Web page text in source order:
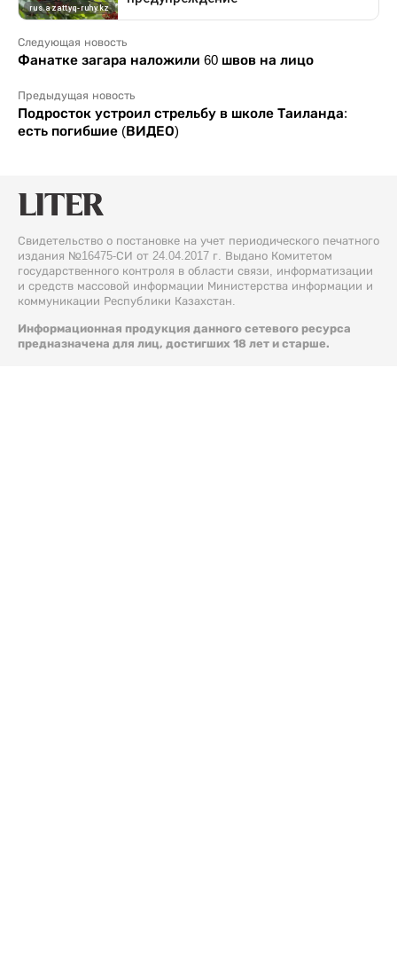
Следующая новость
Фанатке загара наложили 60 швов на лицо
Предыдущая новость
Подросток устроил стрельбу в школе Таиланда:
есть погибшие (ВИДЕО)
Свидетельство о постановке на учет периодического печатного
издания №16475-СИ от 24.04.2017 г. Выдано Комитетом
государственного контроля в области связи, информатизации
и средств массовой информации Министерства информации и
коммуникации Республики Казахстан.
Информационная продукция данного сетевого ресурса
предназначена для лиц, достигших 18 лет и старше.